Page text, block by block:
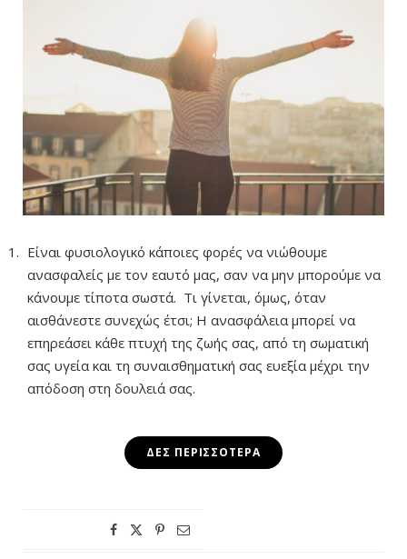
Είναι φυσιολογικό κάποιες φορές να νιώθουμε
ανασφαλείς με τον εαυτό μας, σαν να μην μπορούμε να
κάνουμε τίποτα σωστά. Τι γίνεται, όμως, όταν
αισθάνεστε συνεχώς έτσι; Η ανασφάλεια μπορεί να
επηρεάσει κάθε πτυχή της ζωής σας, από τη σωματική
σας υγεία και τη συναισθηματική σας ευεξία μέχρι την
απόδοση στη δουλειά σας.
ΔΕΣ ΠΕΡΙΣΣΌΤΕΡΑ